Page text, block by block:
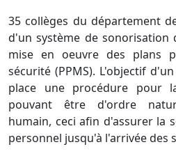
35 collèges du département
d'un système de sonorisation
mise en oeuvre des plans
sécurité (PPMS). L'objectif
place une procédure pour
pouvant être d'ordre
humain, ceci afin d'assurer la
personnel jusqu'à l'arrivée des